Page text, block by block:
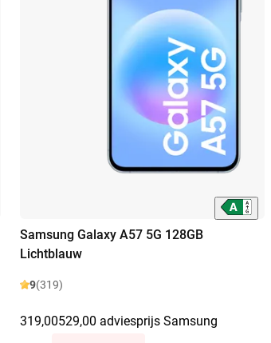
Samsung Galaxy A57 5G 128GB
Lichtblauw
9(319)
319,00529,00 adviesprijs Samsung